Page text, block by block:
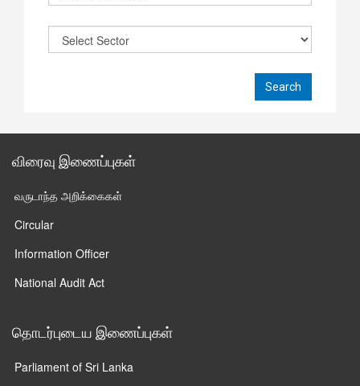
விரைவு இணைப்புகள்
வருடாந்த அறிக்கைகள்
Circular
Information Officer
National Audit Act
தொடர்புடைய இணைப்புகள்
Parliament of Sri Lanka